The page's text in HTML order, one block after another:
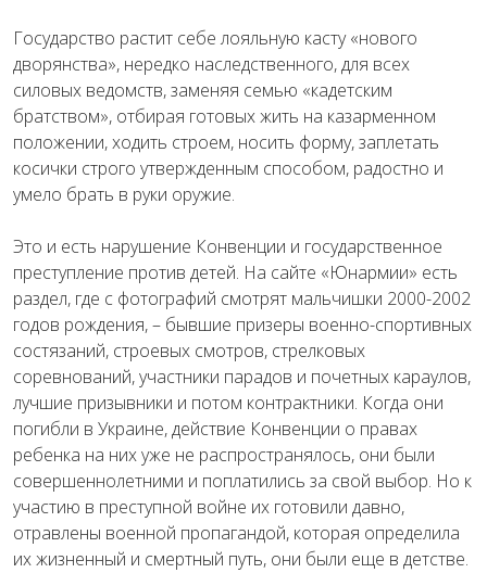
Государство растит себе лояльную касту «нового
дворянства», нередко наследственного, для всех
силовых ведомств, заменяя семью «кадетским
братством», отбирая готовых жить на казарменном
положении, ходить строем, носить форму, заплетать
косички строго утвержденным способом, радостно и
умело брать в руки оружие.
Это и есть нарушение Конвенции и государственное
преступление против детей. На сайте «Юнармии» есть
раздел, где с фотографий смотрят мальчишки 2000-2002
годов рождения, – бывшие призеры военно-спортивных
состязаний, строевых смотров, стрелковых
соревнований, участники парадов и почетных караулов,
лучшие призывники и потом контрактники. Когда они
погибли в Украине, действие Конвенции о правах
ребенка на них уже не распространялось, они были
совершеннолетними и поплатились за свой выбор. Но к
участию в преступной войне их готовили давно,
отравлены военной пропагандой, которая определила
их жизненный и смертный путь, они были еще в детстве.